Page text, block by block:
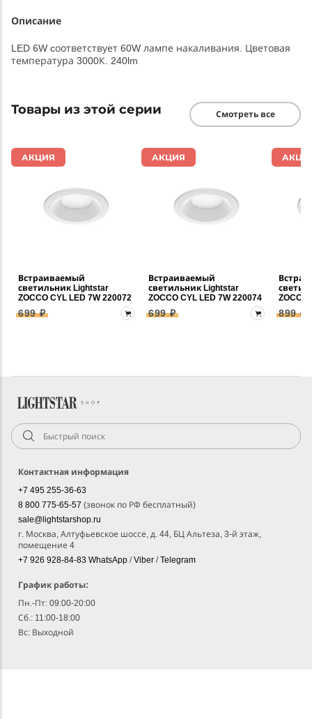
Описание
LED 6W cоответствует 60W лампе накаливания. Цветовая
температура 3000К. 240lm
Товары из этой серии Смотреть все
АКЦИЯ
Встраиваемый
светильник Lightstar
ZOCCO CYL LED 7W 220072
699 ₽
АКЦИЯ
Встраиваемый
светильник Lightstar
ZOCCO CYL LED 7W 220074
699 ₽
ZOCCO
899 ₽
Контактная информация
+7 495 255-36-63
8 800 775-65-57 (звонок по РФ бесплатный)
sale@lightstarshop.ru
г. Москва, Алтуфьевское шоссе, д. 44, БЦ Альтеза, 3-й этаж,
помещение 4
+7 926 928-84-83 WhatsApp /Viber /Telegram
График работы:
Пн.-Пт: 09:00-20:00
Сб.: 11:00-18:00
Вс: Выходной